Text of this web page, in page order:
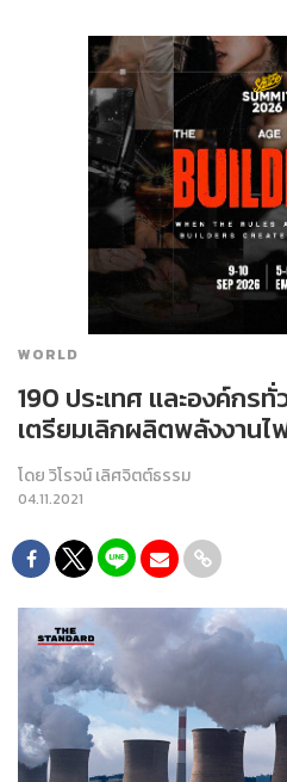
WORLD
190 ประเทศ และองค์กร
เตรียมเลิกผลิตพลังงาน
โดยวิโรจน์ เลิศจิตต์ธรรม
04.11.2021